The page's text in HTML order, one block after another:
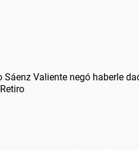
Sáenz Valiente negó haberle